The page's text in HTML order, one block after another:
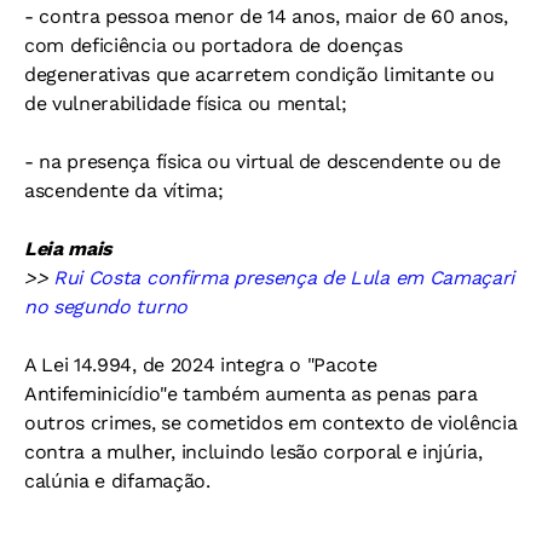
- contra pessoa menor de 14 anos, maior de 60 anos,
com deficiência ou portadora de doenças
degenerativas que acarretem condição limitante ou
de vulnerabilidade física ou mental;
- na presença física ou virtual de descendente ou de
ascendente da vítima;
Leia mais
>> Rui Costa confirma presença de Lula em Camaçari
no segundo turno
A Lei 14.994, de 2024 integra o "Pacote
Antifeminicídio"e também aumenta as penas para
outros crimes, se cometidos em contexto de violência
contra a mulher, incluindo lesão corporal e injúria,
calúnia e difamação.